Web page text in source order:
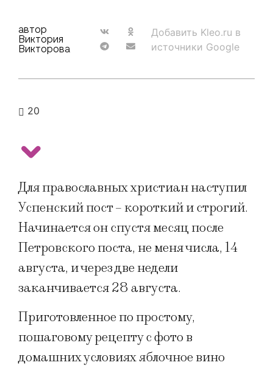
автор
Виктория
Викторова
Добавить Kleo.ru в
источники Google
20
Для православных христиан наступил
Успенский пост – короткий и строгий.
Начинается он спустя месяц после
Петровского поста, не меня числа, 14
августа, и через две недели
заканчивается 28 августа.
Приготовленное по простому,
пошаговому рецепту с фото в
домашних условиях яблочное вино